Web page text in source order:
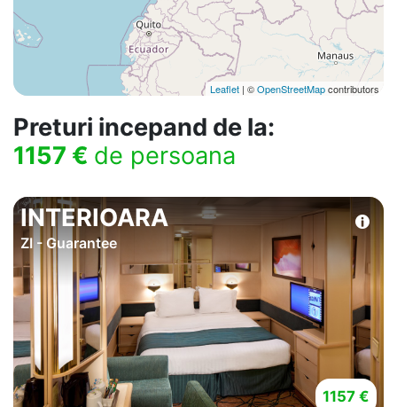
Leaflet | ©OpenStreetMapcontributors
Preturi incepand de la:
1157 € de persoana
INTERIOARA
ZI - Guarantee
1157 €